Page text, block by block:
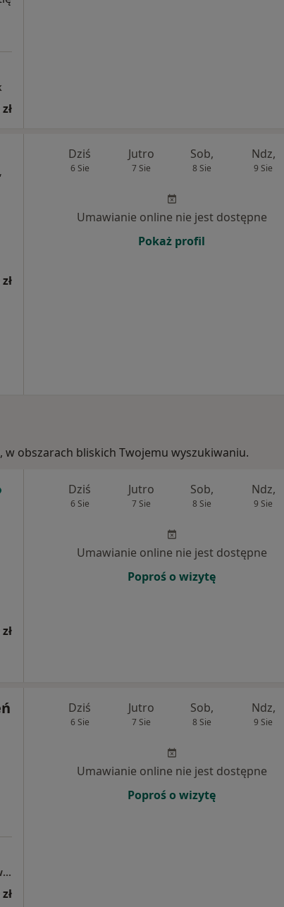
Dziś
6 Sie
Jutro
7 Sie
Sob,
8 Sie
Ndz,
9 Sie
Umawianie online nie jest dostępne
Pokaż profil
w obszarach bliskich Twojemu wyszukiwaniu.
Dziś
6 Sie
Jutro
7 Sie
Sob,
8 Sie
Ndz,
9 Sie
Umawianie online nie jest dostępne
Poproś o wizytę
Specjalistyczny gabinet lekarski lek. Krzysztof Nowocień
Dziś
6 Sie
Jutro
7 Sie
Sob,
8 Sie
Ndz,
9 Sie
Umawianie online nie jest dostępne
Poproś o wizytę